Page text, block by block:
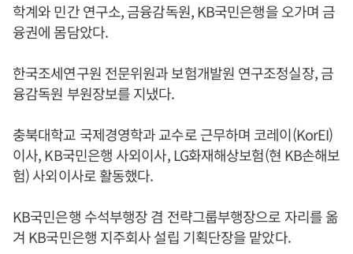
학계와 민간 연구소, 금융감독원, KB국민은행을 오가며 금
융권에 몸담았다.
한국조세연구원 전문위원과 보험개발원 연구조정실장, 금
융감독원 부원장보를 지냈다.
충북대학교 국제경영학과 교수로 근무하며 코레이(KorEI)
이사, KB국민은행 사외이사, LG화재해상보험(현 KB손해보
험) 사외이사로 활동했다.
KB국민은행 수석부행장 겸 전략그룹부행장으로 자리를 옮
겨 KB국민은행 지주회사 설립 기획단장을 맡았다.